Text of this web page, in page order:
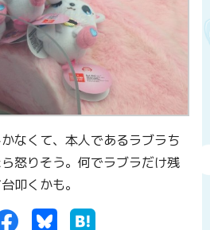
なくて、本人であるラブラち
怒りそう。何でラブラだけ残
叩くかも。
FacebookBluesky